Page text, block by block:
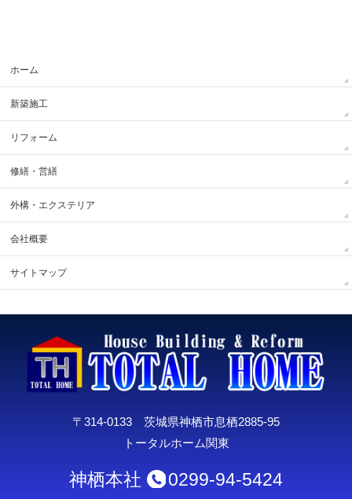
ホーム
新築施工
リフォーム
修繕・営繕
外構・エクステリア
会社概要
サイトマップ
〒314-0133 茨城県神栖市息栖2885-95
トータルホーム関東
神栖本社 0299-94-5424